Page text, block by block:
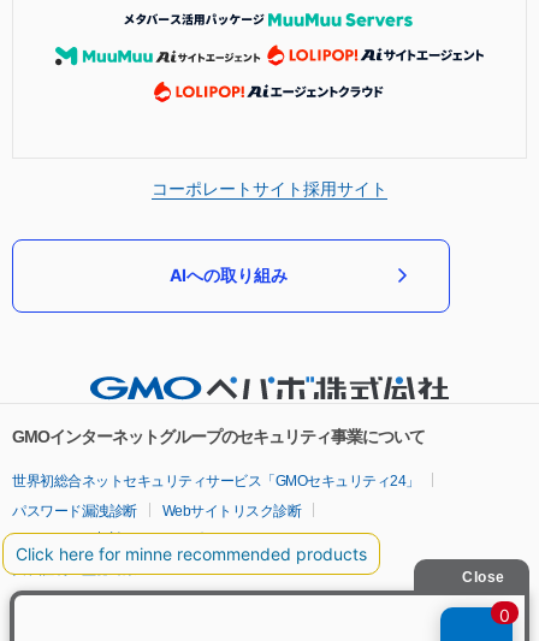
コーポレートサイト採用サイト
AIへの取り組み
GMOインターネットグループのセキュリティ事業について
世界初総合ネットセキュリティサービス「GMOセキュリティ24」
パスワード漏洩診断
Webサイトリスク診断
セキュリティ相談AIチャットボット
実在証明・盗聴対策
サイバー攻撃対策（GMOサイバーセキュリティ byイエラエ）